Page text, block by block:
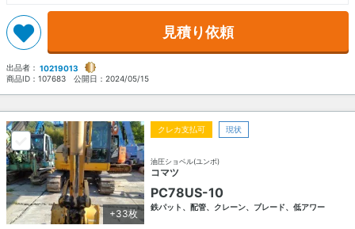
見積り依頼
出品者： 10219013
商品ID： 107683 公開日： 2024/05/15
+33枚
クレカ支払可 現状
油圧ショベル(ユンボ)
コマツ
PC78US-10
鉄パット、配管、クレーン、ブレード、低アワー